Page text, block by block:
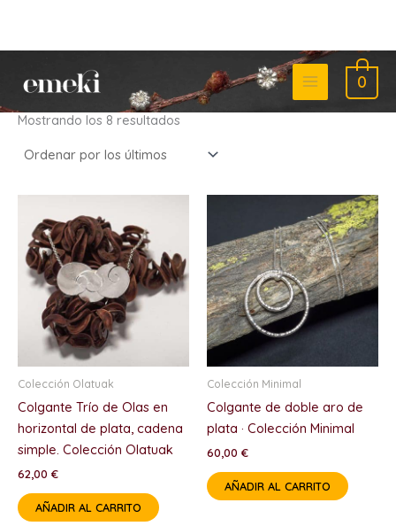
contenido
0
Mostrando los 8 resultados
Ordenado
últimos
Colección Olatuak
Colgante Trío de Olas en
horizontal de plata, cadena
simple. Colección Olatuak
62,00 €
AÑADIR AL CARRITO
Colección Minimal
Colgante de doble aro de
plata · Colección Minimal
60,00 €
AÑADIR AL CARRITO